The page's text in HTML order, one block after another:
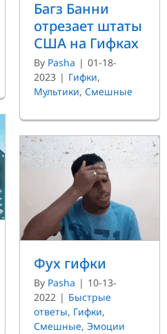
Багз Банни
отрезает штаты
США на Гифках
By Pasha | 01-18-
2023 | Гифки,
Мультики, Смешные
Фух гифки
By Pasha | 10-13-
2022 | Быстрые
ответы, Гифки,
Смешные, Эмоции